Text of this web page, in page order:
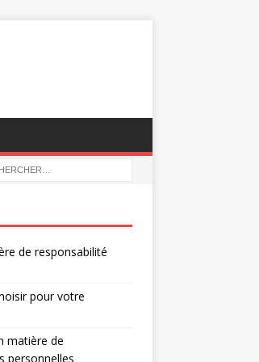
de responsabilité
pour votre
matière de
personnelles